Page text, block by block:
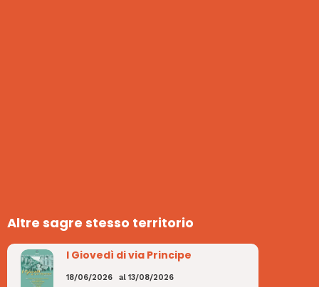
Altre sagre stesso territorio
I Giovedì di via Principe
18/06/2026 al 13/08/2026